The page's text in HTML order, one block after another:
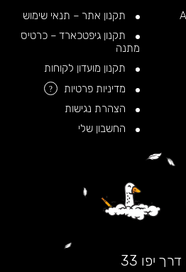
תקנון אתר – תנאי שימוש
תקנון גיפטכארד – כרטיס
מתנה
תקנון מועדון לקוחות
מדיניות פרטיות
?
הצהרת נגישות
החשבון שלי
דרך יפו 33